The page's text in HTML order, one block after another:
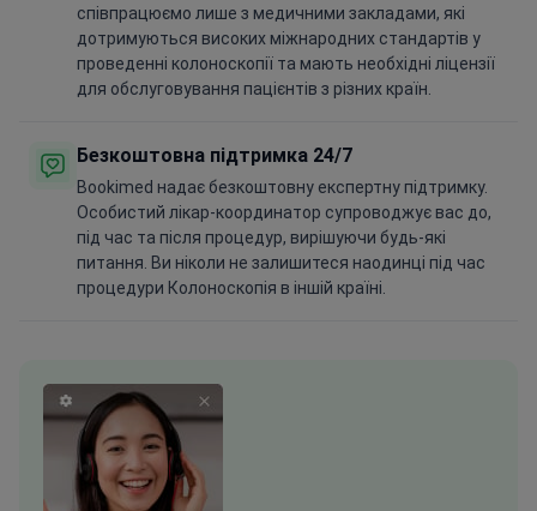
співпрацюємо лише з медичними закладами, які
дотримуються високих міжнародних стандартів у
проведенні колоноскопії та мають необхідні ліцензії
для обслуговування пацієнтів з різних країн.
Безкоштовна підтримка 24/7
Bookimed надає безкоштовну експертну підтримку.
Особистий лікар-координатор супроводжує вас до,
під час та після процедур, вирішуючи будь-які
питання. Ви ніколи не залишитеся наодинці під час
процедури Колоноскопія в іншій країні.